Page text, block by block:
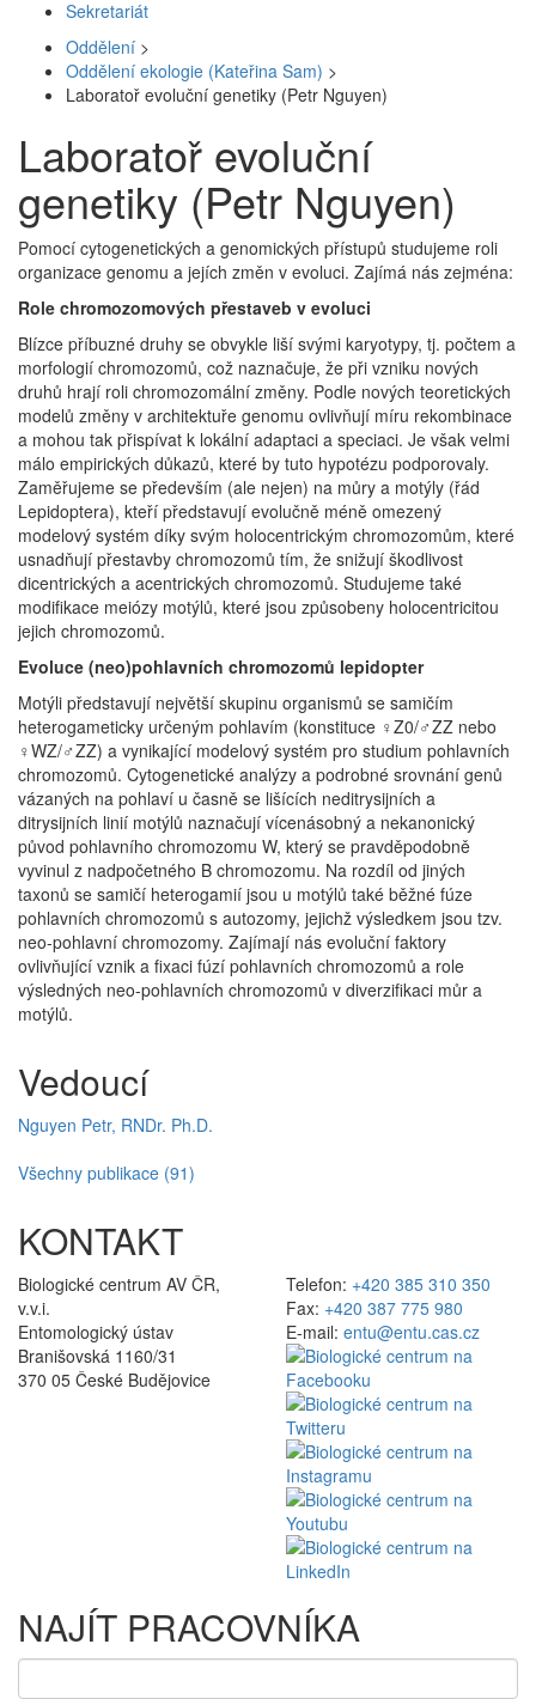
Sekretariát
Oddělení >
Oddělení ekologie (Kateřina Sam) >
Laboratoř evoluční genetiky (Petr Nguyen)
Laboratoř evoluční
genetiky (Petr Nguyen)
Pomocí cytogenetických a genomických přístupů studujeme roli
organizace genomu a jejích změn v evoluci. Zajímá nás zejména:
Role chromozomových přestaveb v evoluci
Blízce příbuzné druhy se obvykle liší svými karyotypy, tj. počtem a
morfologií chromozomů, což naznačuje, že při vzniku nových
druhů hrají roli chromozomální změny. Podle nových teoretických
modelů změny v architektuře genomu ovlivňují míru rekombinace
a mohou tak přispívat k lokální adaptaci a speciaci. Je však velmi
málo empirických důkazů, které by tuto hypotézu podporovaly.
Zaměřujeme se především (ale nejen) na můry a motýly (řád
Lepidoptera), kteří představují evolučně méně omezený
modelový systém díky svým holocentrickým chromozomům, které
usnadňují přestavby chromozomů tím, že snižují škodlivost
dicentrických a acentrických chromozomů. Studujeme také
modifikace meiózy motýlů, které jsou způsobeny holocentricitou
jejich chromozomů.
Evoluce (neo)pohlavních chromozomů lepidopter
Motýli představují největší skupinu organismů se samičím
heterogameticky určeným pohlavím (konstituce ♀Z0/♂ZZ nebo
♀WZ/♂ZZ) a vynikající modelový systém pro studium pohlavních
chromozomů. Cytogenetické analýzy a podrobné srovnání genů
vázaných na pohlaví u časně se lišících neditrysijních a
ditrysijních linií motýlů naznačují vícenásobný a nekanonický
původ pohlavního chromozomu W, který se pravděpodobně
vyvinul z nadpočetného B chromozomu. Na rozdíl od jiných
taxonů se samičí heterogamií jsou u motýlů také běžné fúze
pohlavních chromozomů s autozomy, jejichž výsledkem jsou tzv.
neo-pohlavní chromozomy. Zajímají nás evoluční faktory
ovlivňující vznik a fixaci fúzí pohlavních chromozomů a role
výsledných neo-pohlavních chromozomů v diverzifikaci můr a
motýlů.
Vedoucí
Nguyen Petr, RNDr. Ph.D.
Všechny publikace (91)
KONTAKT
Biologické centrum AV ČR,
v.v.i.
Entomologický ústav
Branišovská 1160/31
370 05 České Budějovice
Telefon: +420 385 310 350
Fax: +420 387 775 980
E-mail: entu@entu.cas.cz
NAJÍT PRACOVNÍKA